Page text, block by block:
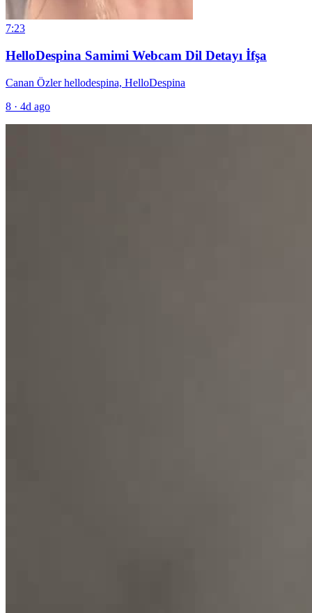
7:23
HelloDespina Samimi Webcam Dil Detayı İfşa
Canan Özler hellodespina, HelloDespina
8 · 4d ago